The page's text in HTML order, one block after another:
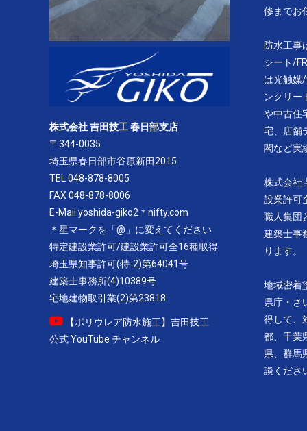
株式会社 吉田技工 春日部支店
〒344-0035
埼玉県春日部市谷原新田2015
TEL 048-878-8005
FAX 048-878-8006
E-Mail yoshida-giko2＊nifty.com
＊星マークを「@」に変えてください
特定建設業許可/建設業許可全16種取得
埼玉県知事許可(特-2)第64041号
建築士事務所(4)10389号
宅地建物取引業(2)第23818
【ポリウレア防水施工】吉田技工
公式 YouTube チャンネル
修までお
防水工事
シート/
は光触媒
ンクリー
や中古住
宅、店舗
閣など実
株式会社
設業許可
職人集団
建築士事
ります。
地域密着
県庁・さ
得して、
都、千葉
県、群馬
談くださ